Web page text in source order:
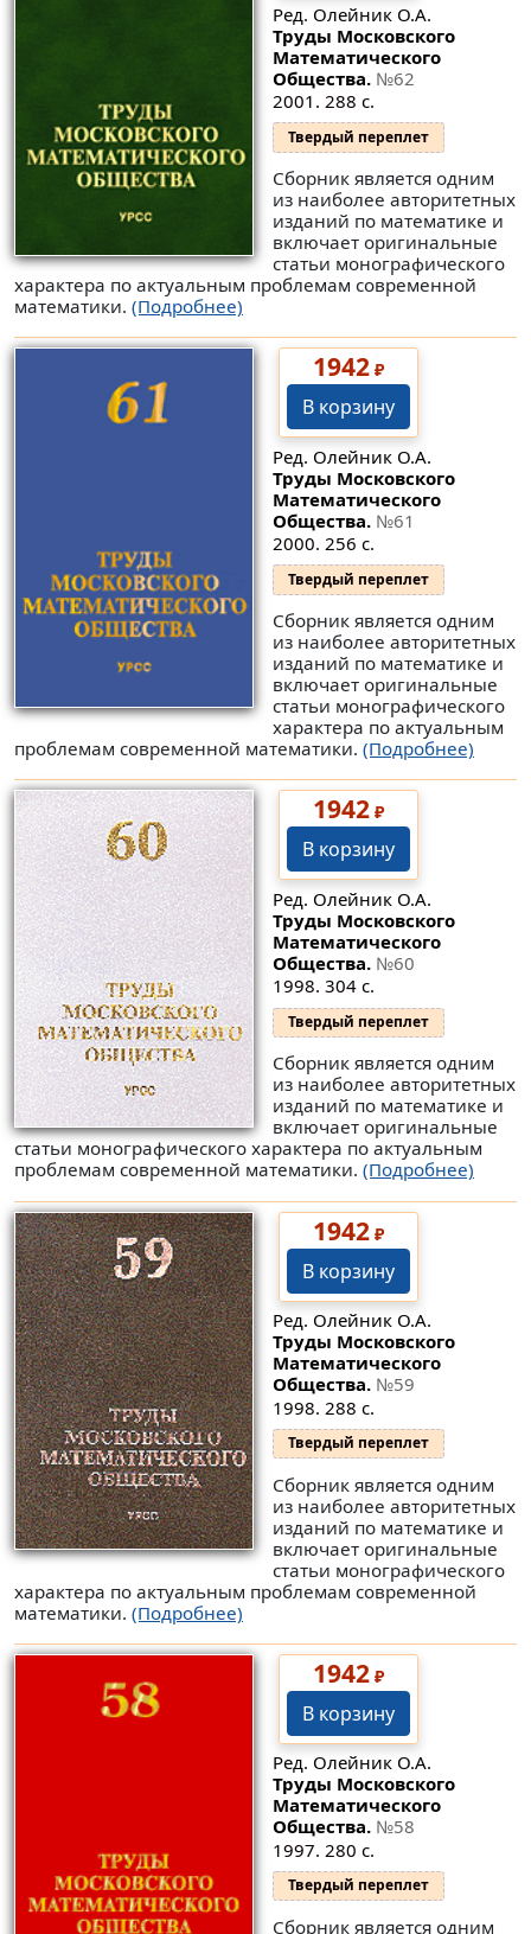
Ред. Олейник О.А.
Труды Московского
Математического
Общества. №62
2001. 288 с.
Твердый переплет
Сборник является одним
из наиболее авторитетных
изданий по математике и
включает оригинальные
статьи монографического
характера по актуальным проблемам современной
математики. (Подробнее)
1942₽
В корзину
Ред. Олейник О.А.
Труды Московского
Математического
Общества. №61
2000. 256 с.
Твердый переплет
Сборник является одним
из наиболее авторитетных
изданий по математике и
включает оригинальные
статьи монографического
характера по актуальным
проблемам современной математики. (Подробнее)
1942₽
В корзину
Ред. Олейник О.А.
Труды Московского
Математического
Общества. №60
1998. 304 с.
Твердый переплет
Сборник является одним
из наиболее авторитетных
изданий по математике и
включает оригинальные
статьи монографического характера по актуальным
проблемам современной математики. (Подробнее)
1942₽
В корзину
Ред. Олейник О.А.
Труды Московского
Математического
Общества. №59
1998. 288 с.
Твердый переплет
Сборник является одним
из наиболее авторитетных
изданий по математике и
включает оригинальные
статьи монографического
характера по актуальным проблемам современной
математики. (Подробнее)
1942₽
В корзину
Ред. Олейник О.А.
Труды Московского
Математического
Общества. №58
1997. 280 с.
Твердый переплет
Сборник является одним